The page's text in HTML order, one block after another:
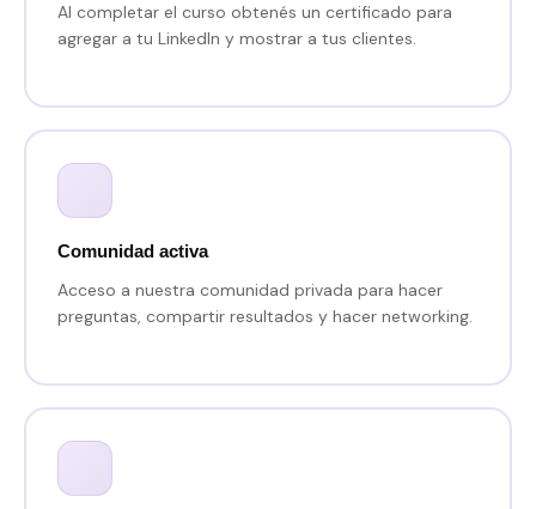
Al completar el curso obtenés un certificado para
agregar a tu LinkedIn y mostrar a tus clientes.
Comunidad activa
Acceso a nuestra comunidad privada para hacer
preguntas, compartir resultados y hacer networking.